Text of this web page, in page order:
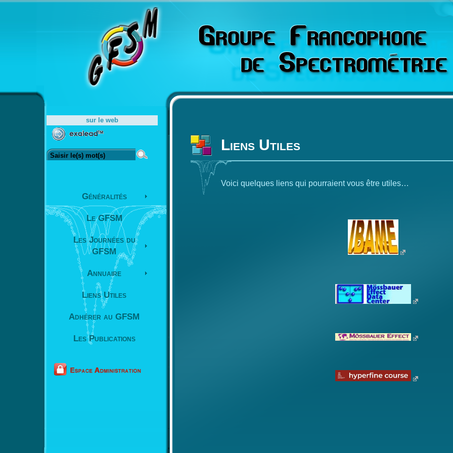
Liens Utiles
Voici quelques liens qui pourraient vous être utiles…
sur le web
Généralités
Le GFSM
Les Journées du
GFSM
Annuaire
Liens Utiles
Adhérer au GFSM
Les Publications